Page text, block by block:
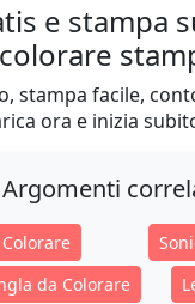
e stampa
stampa facile,
ora e inizia
Argomenti
da Colorare